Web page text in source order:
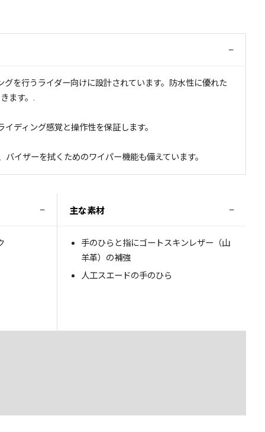
−
を行うライダー向けに設計されています。防水性に優れた
ます。.
ディング感覚と操作性を保証します。
イザーを拭くためのワイパー機能も備えています。
− 主な素材 −
手のひらと指にゴートスキンレザー（山
羊革）の補強
人工スエードの手のひら